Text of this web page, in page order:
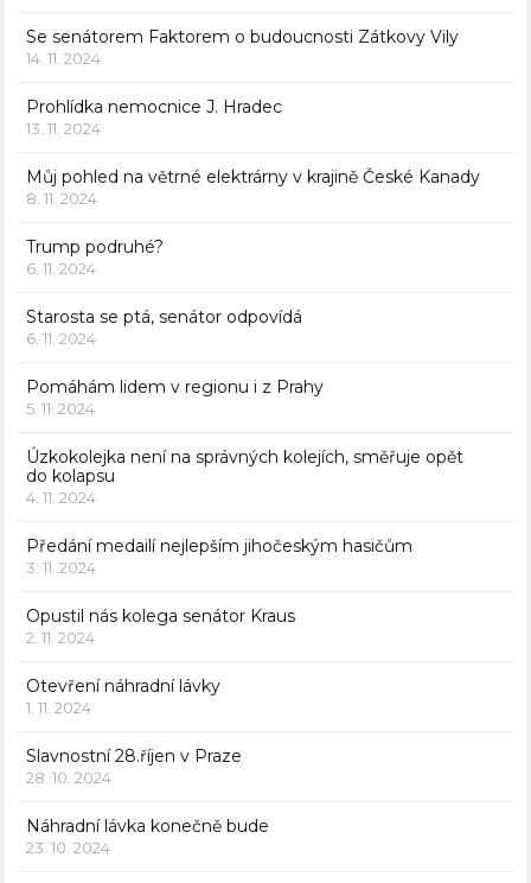
Se senátorem Faktorem o budoucnosti Zátkovy Vily
14. 11. 2024
Prohlídka nemocnice J. Hradec
13. 11. 2024
Můj pohled na větrné elektrárny v krajině České Kanady
8. 11. 2024
Trump podruhé?
6. 11. 2024
Starosta se ptá, senátor odpovídá
6. 11. 2024
Pomáhám lidem v regionu i z Prahy
5. 11. 2024
Úzkokolejka není na správných kolejích, směřuje opět
do kolapsu
4. 11. 2024
Předání medailí nejlepším jihočeským hasičům
3. 11. 2024
Opustil nás kolega senátor Kraus
2. 11. 2024
Otevření náhradní lávky
1. 11. 2024
Slavnostní 28.říjen v Praze
28. 10. 2024
Náhradní lávka konečně bude
23. 10. 2024